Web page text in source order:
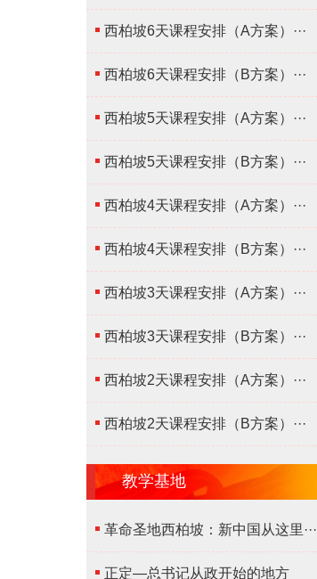
西柏坡6天课程安排（A方案）···
西柏坡6天课程安排（B方案）···
西柏坡5天课程安排（A方案）···
西柏坡5天课程安排（B方案）···
西柏坡4天课程安排（A方案）···
西柏坡4天课程安排（B方案）···
西柏坡3天课程安排（A方案）···
西柏坡3天课程安排（B方案）···
西柏坡2天课程安排（A方案）···
西柏坡2天课程安排（B方案）···
教学基地
革命圣地西柏坡：新中国从这里···
正定—总书记从政开始的地方